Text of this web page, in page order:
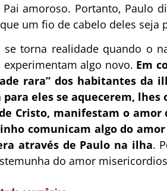
amoroso. Portanto, Paulo
um fio de cabelo deles seja
se torna realidade quando o
algo novo. Em
rara” dos habitantes da
eles se aquecerem,
Cristo, manifestam o amor
comunicam algo do
através de Paulo na ilha.
do amor